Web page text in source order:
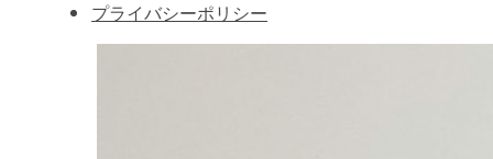
プライバシーポリシー